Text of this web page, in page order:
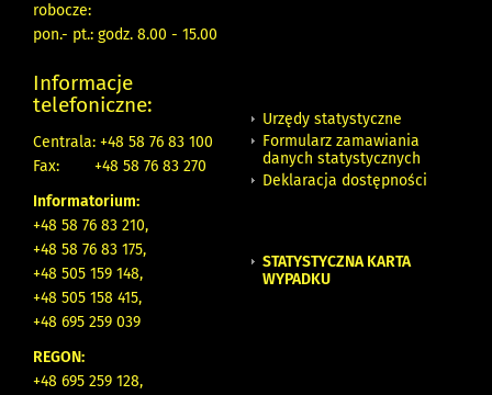
robocze:
pon.- pt.: godz. 8.00 - 15.00
Informacje
telefoniczne:
Centrala: +48 58 76 83 100
Fax:
+48 58 76 83 270
Informatorium:
+48 58 76 83 210,
+48 58 76 83 175,
+48 505 159 148,
+48 505 158 415,
+48 695 259 039
REGON:
+48 695 259 128,
Urzędy statystyczne
Formularz zamawiania
danych statystycznych
Deklaracja dostępności
STATYSTYCZNA KARTA
WYPADKU